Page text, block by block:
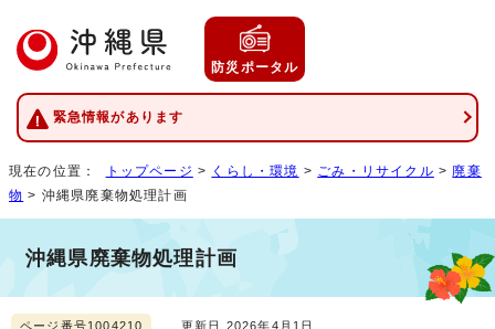
防災ポータル
緊急情報があります
現在の位置： トップページ > くらし・環境 > ごみ・リサイクル > 廃棄
物 > 沖縄県廃棄物処理計画
沖縄県廃棄物処理計画
ページ番号1004210 更新日 2026年4月1日